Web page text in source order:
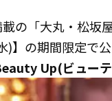
の「大丸・松坂
】の期間限定で公
Up(ビュー